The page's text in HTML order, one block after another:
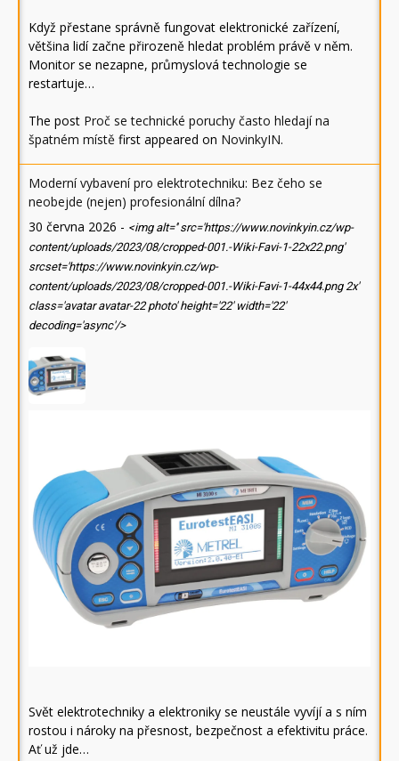
Když přestane správně fungovat elektronické zařízení,
většina lidí začne přirozeně hledat problém právě v něm.
Monitor se nezapne, průmyslová technologie se
restartuje…
The post Proč se technické poruchy často hledají na
špatném místě first appeared on NovinkyIN.
Moderní vybavení pro elektrotechniku: Bez čeho se
neobejde (nejen) profesionální dílna?
30 června 2026 - <img alt='' src='https://www.novinkyin.cz/wp-
content/uploads/2023/08/cropped-001.-Wiki-Favi-1-22x22.png'
srcset='https://www.novinkyin.cz/wp-
content/uploads/2023/08/cropped-001.-Wiki-Favi-1-44x44.png 2x'
class='avatar avatar-22 photo' height='22' width='22'
decoding='async'/>
Svět elektrotechniky a elektroniky se neustále vyvíjí a s ním
rostou i nároky na přesnost, bezpečnost a efektivitu práce.
Ať už jde…